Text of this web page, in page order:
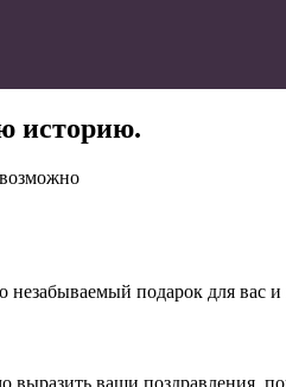
историю.
подарок для вас